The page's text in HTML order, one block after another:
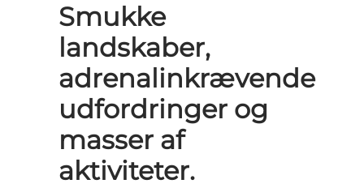
Smukke
landskaber,
adrenalinkrævende
udfordringer og
masser af
aktiviteter.